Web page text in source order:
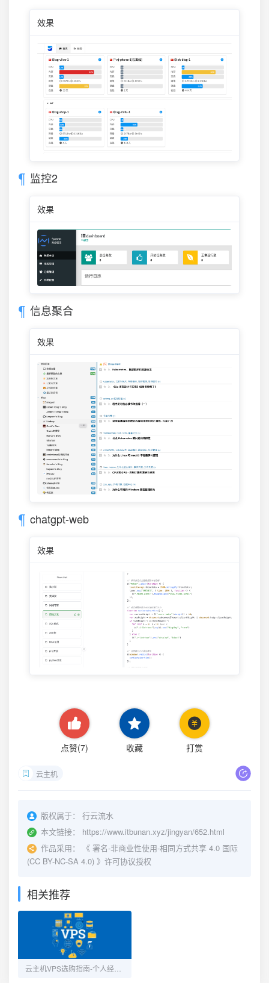
效果
监控2
效果
信息聚合
效果
chatgpt-web
效果
点赞(7) 收藏 打赏
云主机
版权属于：
行云流水
本文链接：
https://www.itbunan.xyz/jingyan/652.html
作品采用：
《 署名-非商业性使用-相同方式共享 4.0 国际
(CC BY-NC-SA 4.0) 》许可协议授权
相关推荐